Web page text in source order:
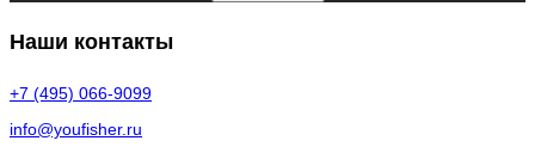
Наши контакты
+7 (495) 066-9099
info@youfisher.ru